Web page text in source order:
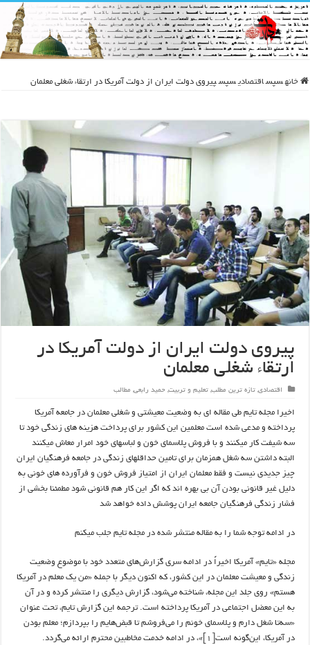
خانه سپس اقتصادی سپس پیروی دولت ایران از دولت آمریکا در ارتقاء شغلی معلمان
پیروی دولت ایران از دولت آمریکا در
ارتقاء شغلی معلمان
اقتصادی,تازه ترین مطلب,تعلیم و تربیت,حمید رابعی, مطالب
اخیرا مجله تایم طی مقاله ای به وضعیت معیشتی و شغلی معلمان در جامعه آمریکا
پرداخته و مدعی شده است معلمین این کشور برای پرداخت هزینه های زندگی خود تا
سه شیفت کار میکنند و با فروش پلاسمای خون و لباسهای خود امرار معاش میکنند
البته داشتن سه شغل همزمان برای تامین حداقلهای زندگی در جامعه فرهنگیان ایران
چیز جدیدی نیست و فقط معلمان ایران از امتیاز فروش خون و فرآورده های خونی به
دلیل غیر قانونی بودن آن بی بهره اند که اگر این کار هم قانونی شود مطمئنا بخشی از
فشار زندگی فرهنگیان جامعه ایران پوشش داده خواهد شد
در ادامه توجه شما را به مقاله منتشر شده در مجله تایم جلب میکنم
مجله «تایم» آمریکا اخیراً در ادامه سری گزارش‌های متعدد خود با موضوع وضعیت
زندگی و معیشت معلمان در این کشور، که اکنون دیگر با جمله «من یک معلم در آمریکا
هستم» روی جلد این مجله، شناخته می‌شود، گزارش دیگری را منتشر کرده و در آن
به این معضل اجتماعی در آمریکا پرداخته است. ترجمه این گزارش تایم، تحت عنوان
«سه‌تا شغل دارم و پلاسمای خونم را می‌فروشم تا قبض‌هایم را بپردازم؛ معلم بودن
در آمریکا، این‌گونه است
»، در ادامه خدمت مخاطبین محترم ارائه می‌گردد.